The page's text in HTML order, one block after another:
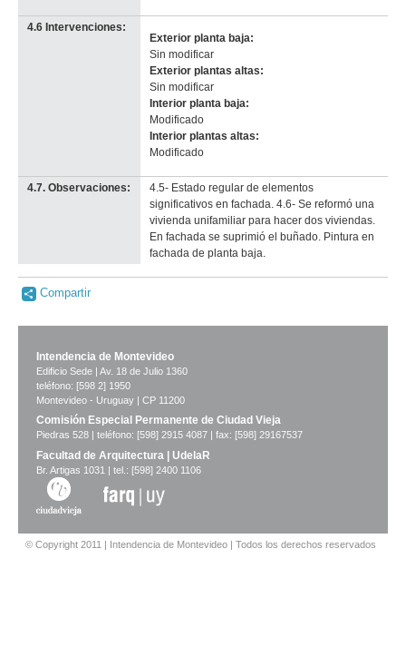
4.6 Intervenciones:
Exterior planta baja:
Sin modificar
Exterior plantas altas:
Sin modificar
Interior planta baja:
Modificado
Interior plantas altas:
Modificado
4.7. Observaciones:
4.5- Estado regular de elementos
significativos en fachada. 4.6- Se reformó una
vivienda unifamiliar para hacer dos viviendas.
En fachada se suprimió el buñado. Pintura en
fachada de planta baja.
Compartir
Intendencia de Montevideo
Edificio Sede | Av. 18 de Julio 1360
teléfono: [598 2] 1950
Montevideo - Uruguay | CP 11200
Comisión Especial Permanente de Ciudad Vieja
Piedras 528 | teléfono: [598] 2915 4087 | fax: [598] 29167537
Facultad de Arquitectura | UdelaR
Br. Artigas 1031 | tel.: [598] 2400 1106
© Copyright 2011 | Intendencia de Montevideo | Todos los derechos reservados